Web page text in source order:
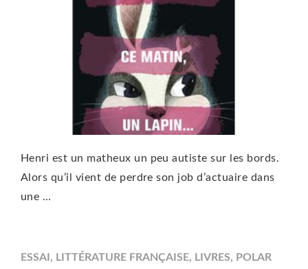
Henri est un matheux un peu autiste sur les bords.
Alors qu’il vient de perdre son job d’actuaire dans
une …
ESSAI , LITTÉRATURE FRANÇAISE, LIVRES, POLAR